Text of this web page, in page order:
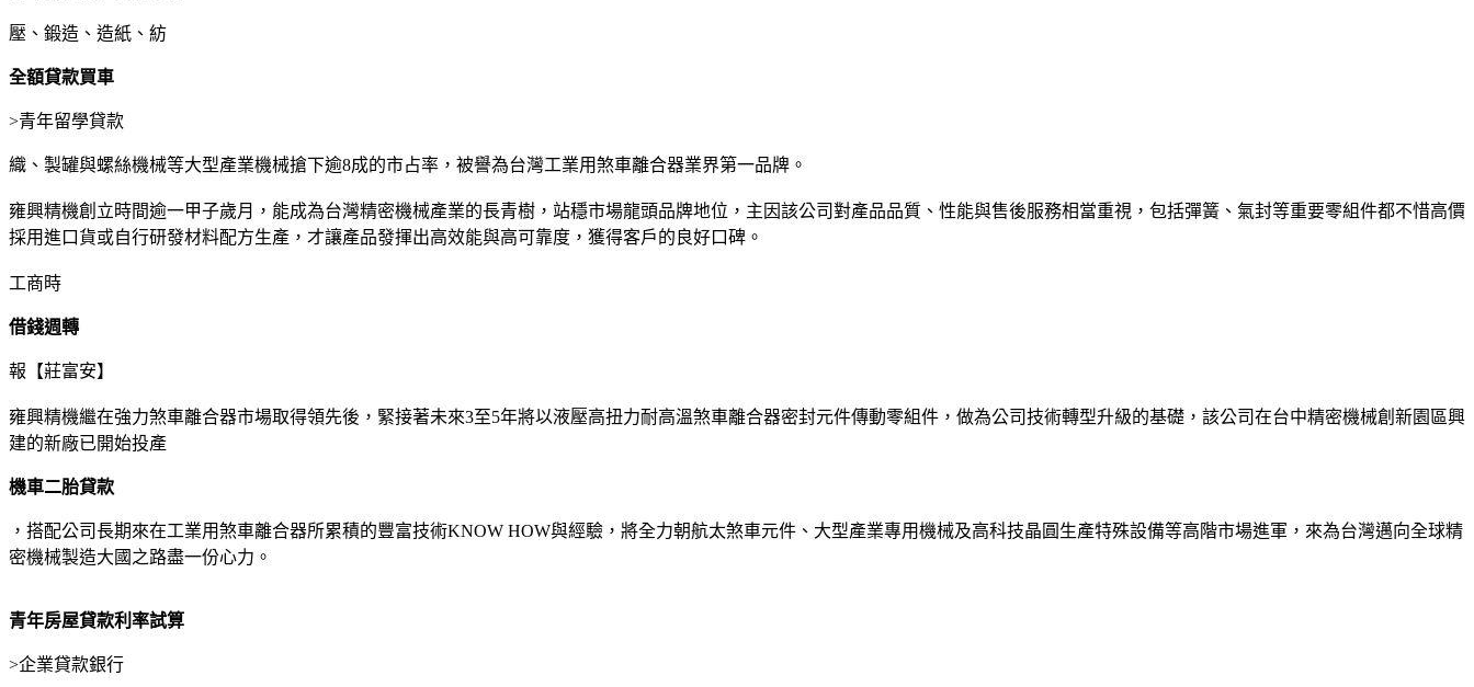
壓、鍛造、造紙、紡
全額貸款買車
>青年留學貸款
織、製罐與螺絲機械等大型產業機械搶下逾8成的市占率，被譽為台灣工業用煞車離合器業界第一品牌。
雍興精機創立時間逾一甲子歲月，能成為台灣精密機械產業的長青樹，站穩市場龍頭品牌地位，主因該公司對產品品質、性能與售後服務相當重視，包括彈簧、氣封等重要零組件都不惜高價
採用進口貨或自行研發材料配方生產，才讓產品發揮出高效能與高可靠度，獲得客戶的良好口碑。
工商時
借錢週轉
報【莊富安】
雍興精機繼在強力煞車離合器市場取得領先後，緊接著未來3至5年將以液壓高扭力耐高溫煞車離合器密封元件傳動零組件，做為公司技術轉型升級的基礎，該公司在台中精密機械創新園區興
建的新廠已開始投產
機車二胎貸款
，搭配公司長期來在工業用煞車離合器所累積的豐富技術KNOW HOW與經驗，將全力朝航太煞車元件、大型產業專用機械及高科技晶圓生產特殊設備等高階市場進軍，來為台灣邁向全球精
密機械製造大國之路盡一份心力。
青年房屋貸款利率試算
>企業貸款銀行